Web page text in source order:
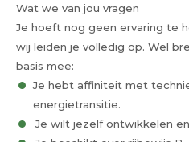
Wat we van jou vragen
Je hoeft nog geen ervaring te
wij leiden je volledig op. Wel
basis mee:
Je hebt affiniteit met
energietransitie.
Je wilt jezelf ontwikkelen